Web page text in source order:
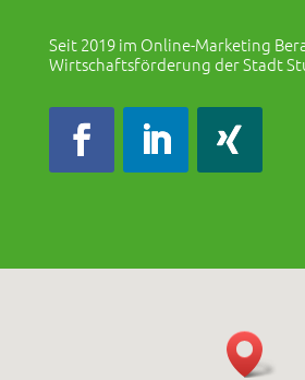
Seit 2019 im Online-Marketing
Wirtschaftsförderung der Stadt